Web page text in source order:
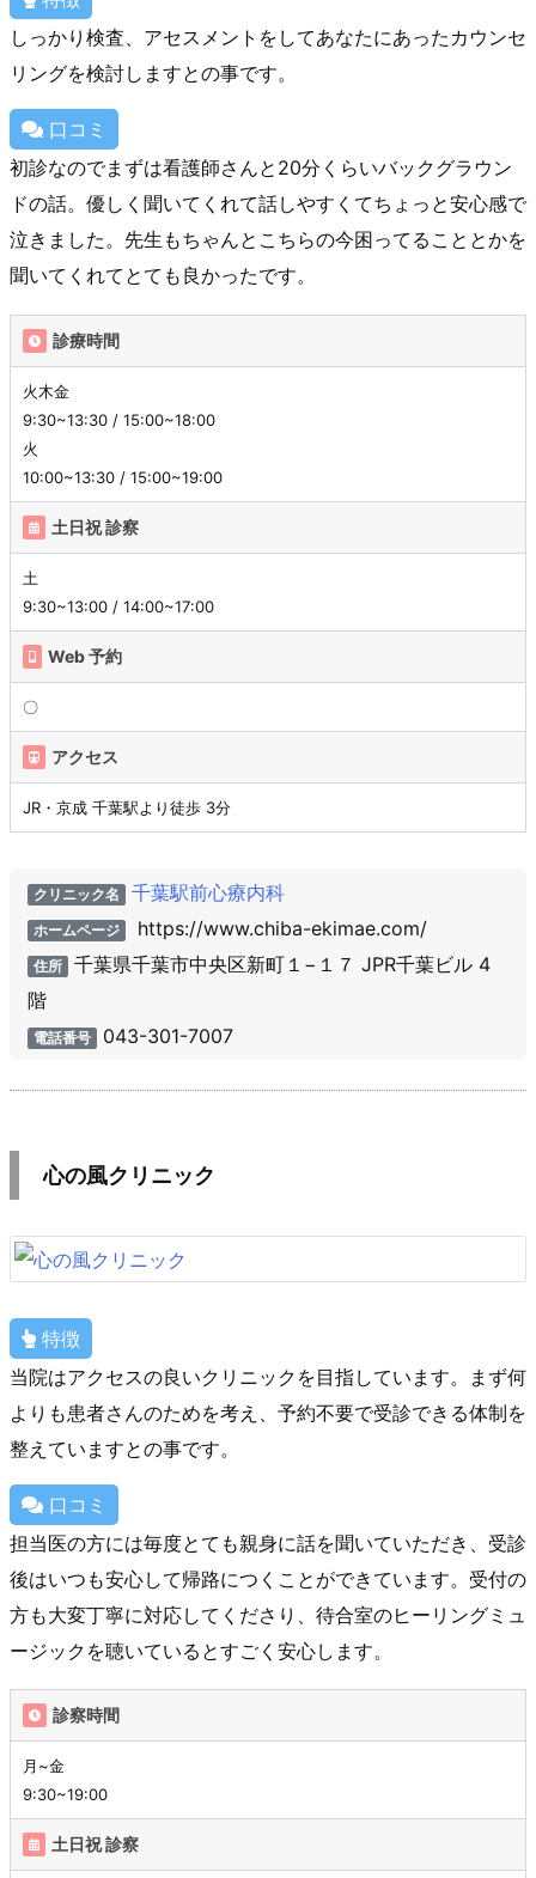
しっかり検査、アセスメントをしてあなたにあったカウンセ
リングを検討しますとの事です。
口コミ
初診なのでまずは看護師さんと20分くらいバックグラウン
ドの話。優しく聞いてくれて話しやすくてちょっと安心感で
泣きました。先生もちゃんとこちらの今困ってることとかを
聞いてくれてとても良かったです。
診療時間
火木金
9:30~13:30 / 15:00~18:00
火
10:00~13:30 / 15:00~19:00
土日祝 診察
土
9:30~13:00 / 14:00~17:00
Web 予約
〇
アクセス
JR・京成 千葉駅より徒歩 3分
クリニック名 千葉駅前心療内科
ホームページ https://www.chiba-ekimae.com/
住所 千葉県千葉市中央区新町１−１７ JPR千葉ビル 4
階
電話番号 043-301-7007
心の風クリニック
特徴
当院はアクセスの良いクリニックを目指しています。まず何
よりも患者さんのためを考え、予約不要で受診できる体制を
整えていますとの事です。
口コミ
担当医の方には毎度とても親身に話を聞いていただき、受診
後はいつも安心して帰路につくことができています。受付の
方も大変丁寧に対応してくださり、待合室のヒーリングミュ
ージックを聴いているとすごく安心します。
診察時間
月~金
9:30~19:00
土日祝 診察